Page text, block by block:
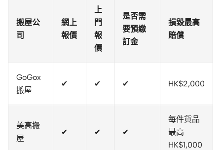
搬屋公
司
網上
報價
上
門
報
價
是否需
要預繳
訂金
損毀最高
賠償
GoGox
搬屋
✔ ✔ ✔ HK$2,000
美高搬
屋
✔ ✔ ✔
每件貨品
最高
HK$1,000